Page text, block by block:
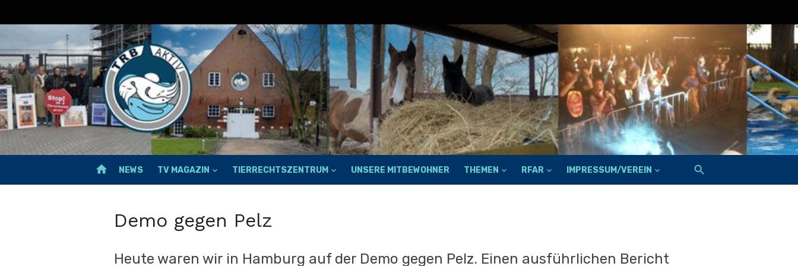
to
home NEWS TV MAGAZIN TIERRECHTSZENTRUM UNSERE MITBEWOHNER THEMEN RFAR IMPRESSUM/VEREIN
Demo gegen Pelz
Heute waren wir in Hamburg auf der Demo gegen Pelz. Einen ausführlichen Bericht